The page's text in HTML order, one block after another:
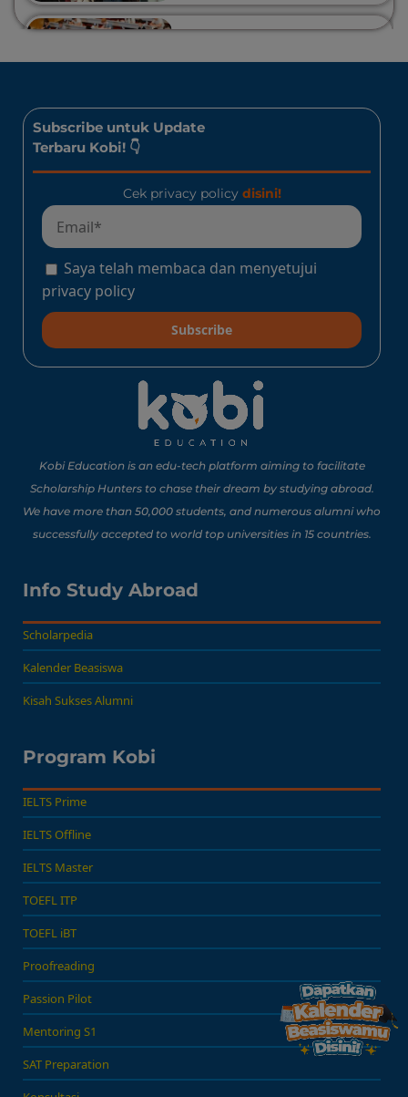
Jangan Kelewatan!
Baca Sekarang!
Edukatif ke Jepang!
10 Lomba Jurusan
Matematika untuk
Portofolio Anak SMA
Buat Study Abroad Yang
8 Lomba Jurusan
Psikologi untuk
Buat Persiapan Study
Baca Sekarang!
Subscribe untuk Update
Terbaru Kobi! 👇
Cek privacy policy disini!
Saya telah membaca dan menyetujui
privacy policy
Subscribe
Kobi Education is an edu-tech platform aiming to facilitate
Scholarship Hunters to chase their dream by studying abroad.
We have more than 50,000 students, and numerous alumni who
successfully accepted to world top universities in 15 countries.
Info Study Abroad
Scholarpedia
Kalender Beasiswa
Kisah Sukses Alumni
Program Kobi
IELTS Prime
IELTS Offline
IELTS Master
TOEFL ITP
TOEFL iBT
Proofreading
Passion Pilot
Mentoring S1
SAT Preparation